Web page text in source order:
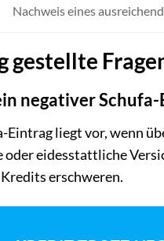
Nachweis eines
gestellte
negativer Schufa-
Eintrag liegt vor, wenn
oder eidesstattliche
erschweren.